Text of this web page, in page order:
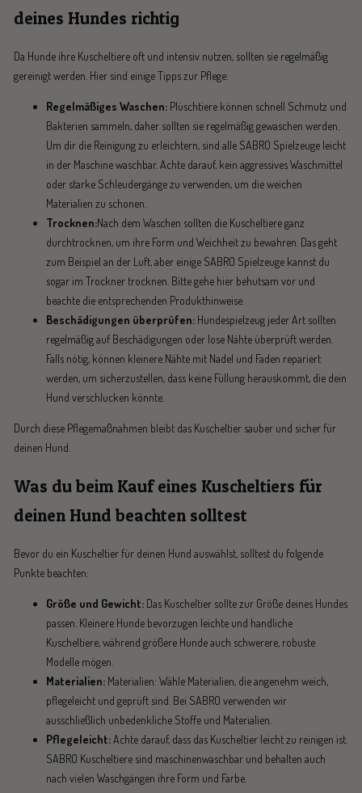
deines Hundes richtig
Da Hunde ihre Kuscheltiere oft und intensiv nutzen, sollten sie regelmäßig
gereinigt werden. Hier sind einige Tipps zur Pflege:
Regelmäßiges Waschen: Plüschtiere können schnell Schmutz und
Bakterien sammeln, daher sollten sie regelmäßig gewaschen werden.
Um dir die Reinigung zu erleichtern, sind alle SABRO Spielzeuge leicht
in der Maschine waschbar. Achte darauf, kein aggressives Waschmittel
oder starke Schleudergänge zu verwenden, um die weichen
Materialien zu schonen.
Trocknen:Nach dem Waschen sollten die Kuscheltiere ganz
durchtrocknen, um ihre Form und Weichheit zu bewahren. Das geht
zum Beispiel an der Luft, aber einige SABRO Spielzeuge kannst du
sogar im Trockner trocknen. Bitte gehe hier behutsam vor und
beachte die entsprechenden Produkthinweise.
Beschädigungen überprüfen: Hundespielzeug jeder Art sollten
regelmäßig auf Beschädigungen oder lose Nähte überprüft werden.
Falls nötig, können kleinere Nähte mit Nadel und Faden repariert
werden, um sicherzustellen, dass keine Füllung herauskommt, die dein
Hund verschlucken könnte.
Durch diese Pflegemaßnahmen bleibt das Kuscheltier sauber und sicher für
deinen Hund.
Was du beim Kauf eines Kuscheltiers für
deinen Hund beachten solltest
Bevor du ein Kuscheltier für deinen Hund auswählst, solltest du folgende
Punkte beachten:
Größe und Gewicht: Das Kuscheltier sollte zur Größe deines Hundes
passen. Kleinere Hunde bevorzugen leichte und handliche
Kuscheltiere, während größere Hunde auch schwerere, robuste
Modelle mögen.
Materialien: Materialien: Wähle Materialien, die angenehm weich,
pflegeleicht und geprüft sind. Bei SABRO verwenden wir
ausschließlich unbedenkliche Stoffe und Materialien.
Pflegeleicht:Achte darauf, dass das Kuscheltier leicht zu reinigen ist.
SABRO Kuscheltiere sind maschinenwaschbar und behalten auch
nach vielen Waschgängen ihre Form und Farbe.